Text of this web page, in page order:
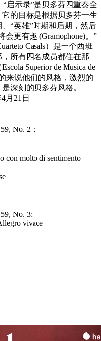
启示录”是贝多芬四重奏全
的目标是根据贝多芬一生
“英雄”时期和后期，然后
更有趣 (Gramophone)。”
Casals）是一个西班
所有四名成员都住在那
Superior de Musica de
来说他们的风格，激烈的
深刻的贝多芬风格。
月21日
No. 2：
con molto di sentimento
No. 3:
vivace